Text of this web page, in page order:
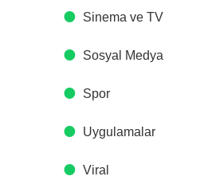
Sinema ve TV
Sosyal Medya
Spor
Uygulamalar
Viral